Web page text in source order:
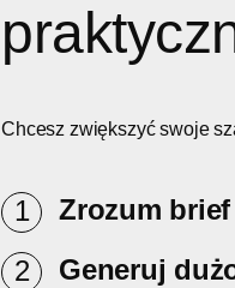
Chcesz zwiększyć swoje
Zrozum
Generuj